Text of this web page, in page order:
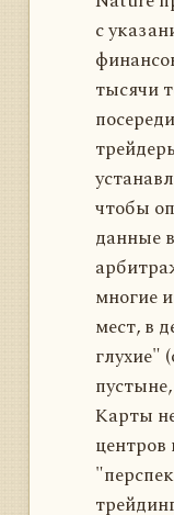
с
тысячи
чтобы
данные
многие
мест, в
глухие"
Карты
центров